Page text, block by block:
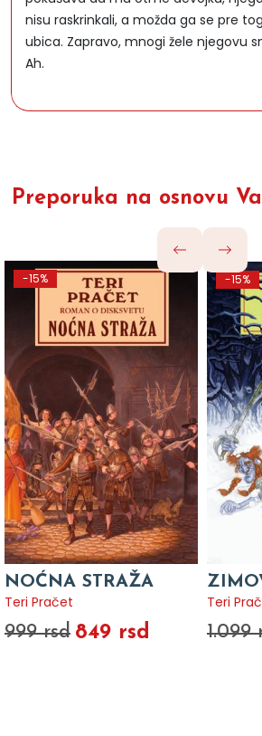
nisu raskrinkali, a možda ga se pre
ubica. Zapravo, mnogi žele njegovu
Ah.
Preporuka na osnovu
-15%
NOĆNA STRAŽA
Teri Pračet
999 rsd 849 rsd
-15%
Teri
1.099